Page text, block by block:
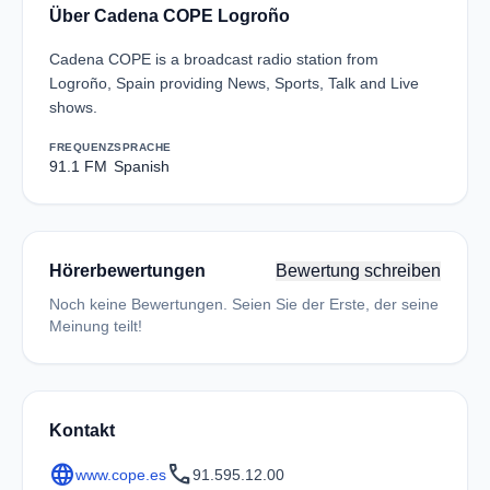
Über Cadena COPE Logroño
Cadena COPE is a broadcast radio station from
Logroño, Spain providing News, Sports, Talk and Live
shows.
FREQUENZ
91.1 FM
SPRACHE
Spanish
Hörerbewertungen Bewertung schreiben
Noch keine Bewertungen. Seien Sie der Erste, der seine
Meinung teilt!
Kontakt
languagewww.cope.escall91.595.12.00